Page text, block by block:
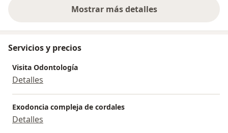
Mostrar más detalles
sobre la experiencia
Servicios y precios
Visita Odontología
Detalles
Exodoncia compleja de cordales
Detalles